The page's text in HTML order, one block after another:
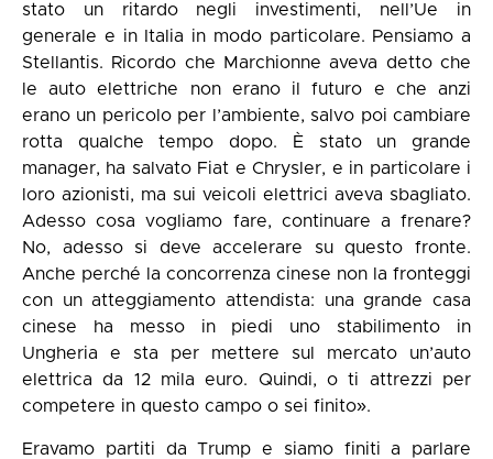
stato un ritardo negli investimenti, nell’Ue in
generale e in Italia in modo particolare. Pensiamo a
Stellantis. Ricordo che Marchionne aveva detto che
le auto elettriche non erano il futuro e che anzi
erano un pericolo per l’ambiente, salvo poi cambiare
rotta qualche tempo dopo. È stato un grande
manager, ha salvato Fiat e Chrysler, e in particolare i
loro azionisti, ma sui veicoli elettrici aveva sbagliato.
Adesso cosa vogliamo fare, continuare a frenare?
No, adesso si deve accelerare su questo fronte.
Anche perché la concorrenza cinese non la fronteggi
con un atteggiamento attendista: una grande casa
cinese ha messo in piedi uno stabilimento in
Ungheria e sta per mettere sul mercato un’auto
elettrica da 12 mila euro. Quindi, o ti attrezzi per
competere in questo campo o sei finito».
Eravamo partiti da Trump e siamo finiti a parlare